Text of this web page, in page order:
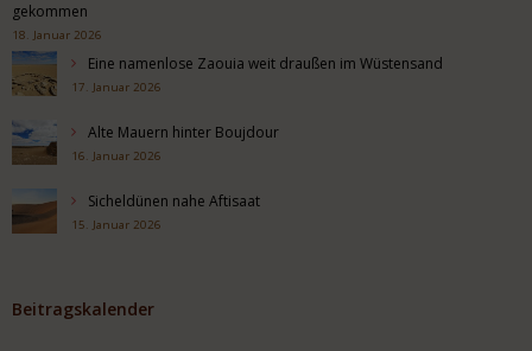
gekommen
18. Januar 2026
Eine namenlose Zaouia weit draußen im Wüstensand
17. Januar 2026
Alte Mauern hinter Boujdour
16. Januar 2026
Sicheldünen nahe Aftisaat
15. Januar 2026
Beitragskalender